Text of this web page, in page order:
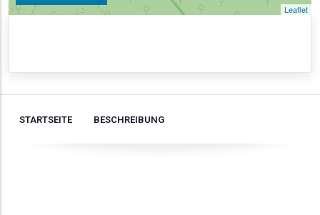
Leaflet
STARTSEITE BESCHREIBUNG